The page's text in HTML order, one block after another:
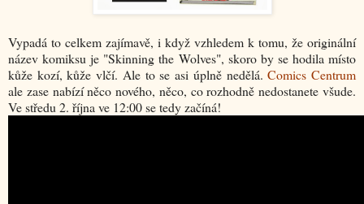
Vypadá to celkem zajímavě, i když vzhledem k tomu, že originální
název komiksu je "Skinning the Wolves", skoro by se hodila místo
kůže kozí, kůže vlčí. Ale to se asi úplně nedělá.Comics Centrum
ale zase nabízí něco nového, něco, co rozhodně nedostanete všude.
Ve středu 2. října ve 12:00 se tedy začíná!